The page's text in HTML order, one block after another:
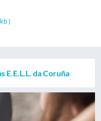
)
E.E.L.L. da Coruña